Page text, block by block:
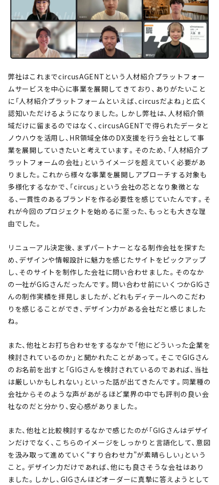
弊社はこれまでcircusAGENTという人材紹介プラットフォー
ムサービスを中心に事業を展開してきており、ありがたいこと
に「人材紹介プラットフォームといえば、circusだよね」と広く
認知いただけるようになりました。しかし弊社は、人材紹介領
域だけに留まるのではなく、circusAGENTで得られたデータと
ノウハウを活用し、HR領域全体のDX支援を行う会社として事
業を展開していきたいと考えています。そのため、「人材紹介プ
ラットフォームの会社」というイメージを超えていく必要があ
りました。これから様々な事業を展開しアプローチする対象も
多様化するなかで、「circus」という会社の芯となり象徴とな
る、一貫性のあるブランドを作る必要性を感じていたんです。そ
れが今回のプロジェクトを始めるに至った、もっとも大きな理
由でした。
リニューアル決定後、まずパートナーとなる制作会社を探すた
め、デザインや情報設計に魅力を感じたサイトをピックアップ
し、そのサイトを制作した会社に問い合わせました。そのなか
の一社がGIGさんだったんです。問い合わせ前にいくつかGIGさ
んの制作実績を拝見しましたが、どれもディテールへのこだわ
りを感じることができ、デザイン力がある会社だと感じました
ね。
また、他社とお打ち合わせをするなかで「他にどういった企業を
検討されているのか」と聞かれたことがあって。そこでGIGさん
のお名前を出すと「GIGさんを検討されているのであれば、当社
は厳しいかもしれない」といった話が出てきたんです。同業種の
会社からそのような声があがるほど業界の中でも評判の良い会
社なのだと分かり、安心感がありました。
また、他社と比較検討するなかで感じたのが「GIGさんはデザイ
ンだけでなく、こちらのイメージをしっかりと言語化して、意図
を汲み取って進めていく“すり合わせ力”が素晴らしい」という
こと。デザイン力だけであれば、他にも良さそうな会社はあり
ました。しかし、GIGさんほどオーダーに真摯に答えようとして